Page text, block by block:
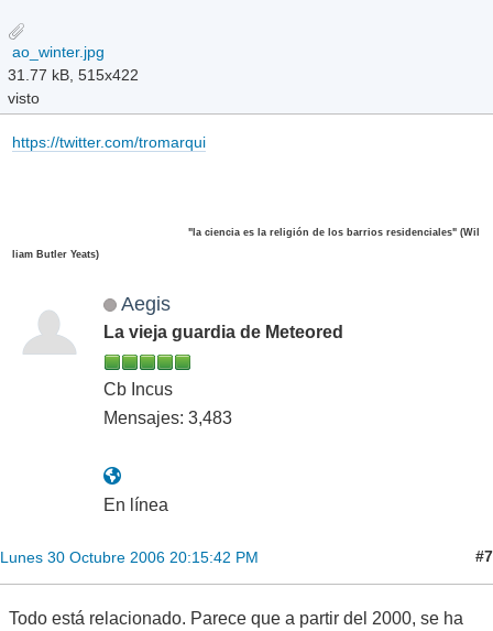
ao_winter.jpg
31.77 kB, 515x422
visto
https://twitter.com/tromarqui
"la ciencia es la religión de los barrios residenciales" (Wil
liam Butler Yeats)
Aegis
La vieja guardia de Meteored
Cb Incus
Mensajes: 3,483
En línea
Lunes 30 Octubre 2006 20:15:42 PM #7
Todo está relacionado. Parece que a partir del 2000, se ha